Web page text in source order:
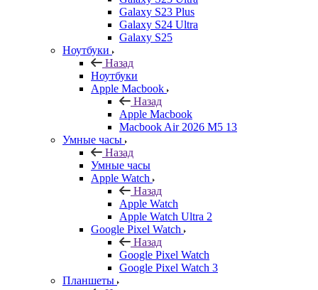
Galaxy S23 Plus
Galaxy S24 Ultra
Galaxy S25
Ноутбуки
Назад
Ноутбуки
Apple Macbook
Назад
Apple Macbook
Macbook Air 2026 M5 13
Умные часы
Назад
Умные часы
Apple Watch
Назад
Apple Watch
Apple Watch Ultra 2
Google Pixel Watch
Назад
Google Pixel Watch
Google Pixel Watch 3
Планшеты